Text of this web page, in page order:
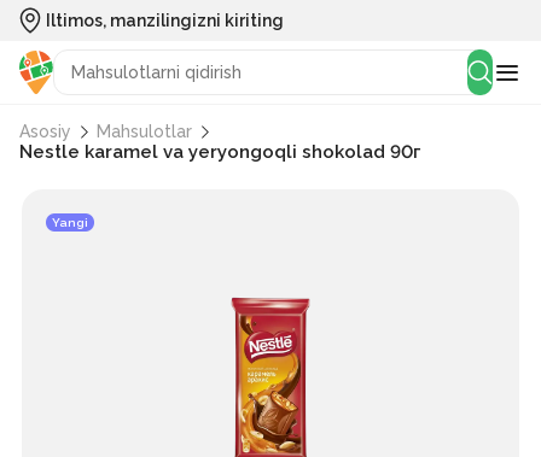
Iltimos, manzilingizni kiriting
Asosiy Mahsulotlar
Nestle karamel va yeryongoqli shokolad 90г
Yangi